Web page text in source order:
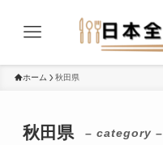
ホーム 秋田県
秋田県 – category –